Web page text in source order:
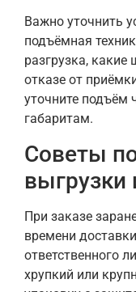
Важно уточнить
подъёмная
разгрузка,
отказе от
уточните подъём
габаритам.
Советы
выгрузки
При заказе
времени
ответственного
хрупкий или